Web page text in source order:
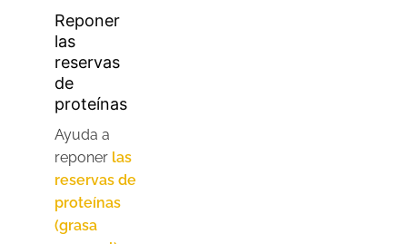
Reponer
las
reservas
de
proteínas
Ayuda a
reponer las
reservas de
proteínas
(grasa